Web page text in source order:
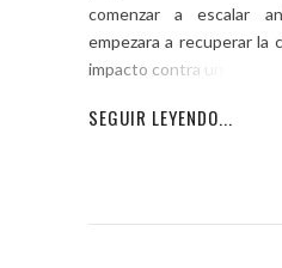
comenzar a escalar
empezara a recuperar la
impacto contra una repisa
SEGUIR LEYENDO...